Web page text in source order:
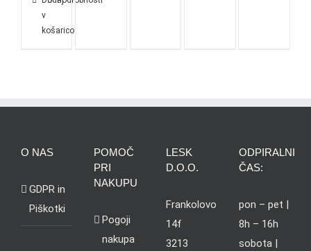
v
košarico
O NAS
GDPR in
Piškotki
POMOČ
PRI
NAKUPU
Pogoji
nakupa
LESK
D.O.O.
Frankolovo
14f
3213
ODPIRALNI
ČAS:
pon – pet |
8h – 16h
sobota |